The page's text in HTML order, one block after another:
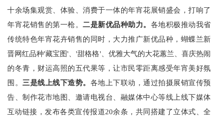
十余场集观赏、体验、消费于一体的年宵花展销盛会，打响了
年宵花销售的第一枪。 二是新优品种助力。 各地积极推动我省
传统特色年宵花卉销售的同时，大力推广新优品种，蝴蝶兰新
晋网红品种'藏宝图'、'甜格格'、优雅大气的大花蕙兰、喜庆热闹
的冬青，财运高照的五代果等，让市民零距离感受年宵美好氛
围。 三是线上线下造势。 各地上下联动，通过拍摄展销宣传预
告、制作花市地图、邀请电视台、融媒体中心等线上线下媒体
互动链接，发布各类宣传报道20余条，共同搭建了立体式、全